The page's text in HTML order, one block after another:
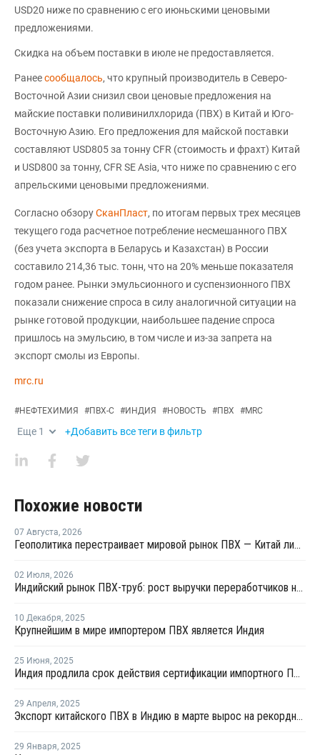
USD20 ниже по сравнению с его июньскими ценовыми
предложениями.
Скидка на объем поставки в июле не предоставляется.
Ранеесообщалось, что крупный производитель в Северо-
Восточной Азии снизил свои ценовые предложения на
майские поставки поливинилхлорида (ПВХ) в Китай и Юго-
Восточную Азию. Его предложения для майской поставки
составляют USD805 за тонну CFR (стоимость и фрахт) Китай
и USD800 за тонну, CFR SE Asia, что ниже по сравнению с его
апрельскими ценовыми предложениями.
Согласно обзоруСканПласт, по итогам первых трех месяцев
текущего года расчетное потребление несмешанного ПВХ
(без учета экспорта в Беларусь и Казахстан) в России
составило 214,36 тыс. тонн, что на 20% меньше показателя
годом ранее. Рынки эмульсионного и суспензионного ПВХ
показали снижение спроса в силу аналогичной ситуации на
рынке готовой продукции, наибольшее падение спроса
пришлось на эмульсию, в том числе и из-за запрета на
экспорт смолы из Европы.
mrc.ru
#НЕФТЕХИМИЯ #ПВХ-С #ИНДИЯ #НОВОСТЬ #ПВХ #MRC
Еще 1 +Добавить все теги в фильтр
Похожие новости
07 Августа, 2026
Геополитика перестраивает мировой рынок ПВХ — Китай лидирует в экспорте
02 Июля, 2026
Индийский рынок ПВХ-труб: рост выручки переработчиков на фоне высоких цен на смолу
10 Декабря, 2025
Крупнейшим в мире импортером ПВХ является Индия
25 Июня, 2025
Индия продлила срок действия сертификации импортного ПВХ на шесть месяцев
29 Апреля, 2025
Экспорт китайского ПВХ в Индию в марте вырос на рекордные 13%
29 Января, 2025